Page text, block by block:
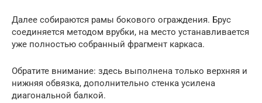
Далее собираются рамы бокового ограждения. Брус
соединяется методом врубки, на место устанавливается
уже полностью собранный фрагмент каркаса.
Обратите внимание: здесь выполнена только верхняя и
нижняя обвязка, дополнительно стенка усилена
диагональной балкой.